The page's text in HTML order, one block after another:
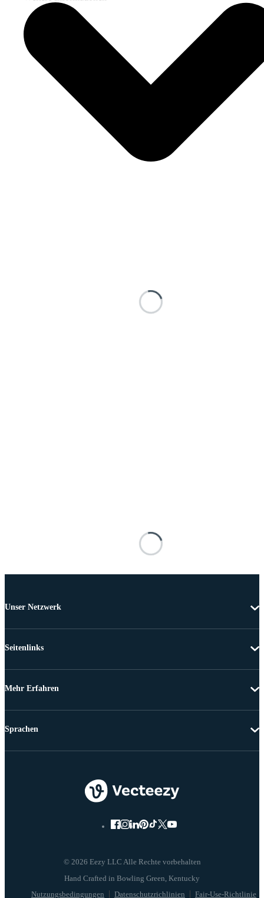
Unser Netzwerk
Seitenlinks
Mehr Erfahren
© 2026 Eezy LLC Alle Rechte vorbehalten
Nutzungsbedingungen Datenschutzrichlinien Fair-Use-Richtlinie
Sprachen